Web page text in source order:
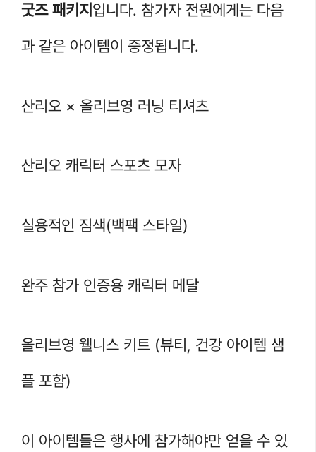
굿즈 패키지 입니다. 참가자 전원에게는 다음
과 같은 아이템이 증정됩니다.
산리오 × 올리브영 러닝 티셔츠
산리오 캐릭터 스포츠 모자
실용적인 짐색(백팩 스타일)
완주 참가 인증용 캐릭터 메달
올리브영 웰니스 키트 (뷰티, 건강 아이템 샘
플 포함)
이 아이템들은 행사에 참가해야만 얻을 수 있